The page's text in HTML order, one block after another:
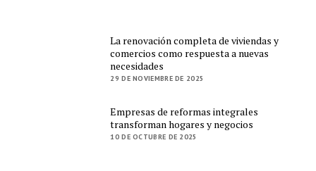
La renovación completa de viviendas y
comercios como respuesta a nuevas
necesidades
29 DE NOVIEMBRE DE 2025
Empresas de reformas integrales
transforman hogares y negocios
10 DE OCTUBRE DE 2025